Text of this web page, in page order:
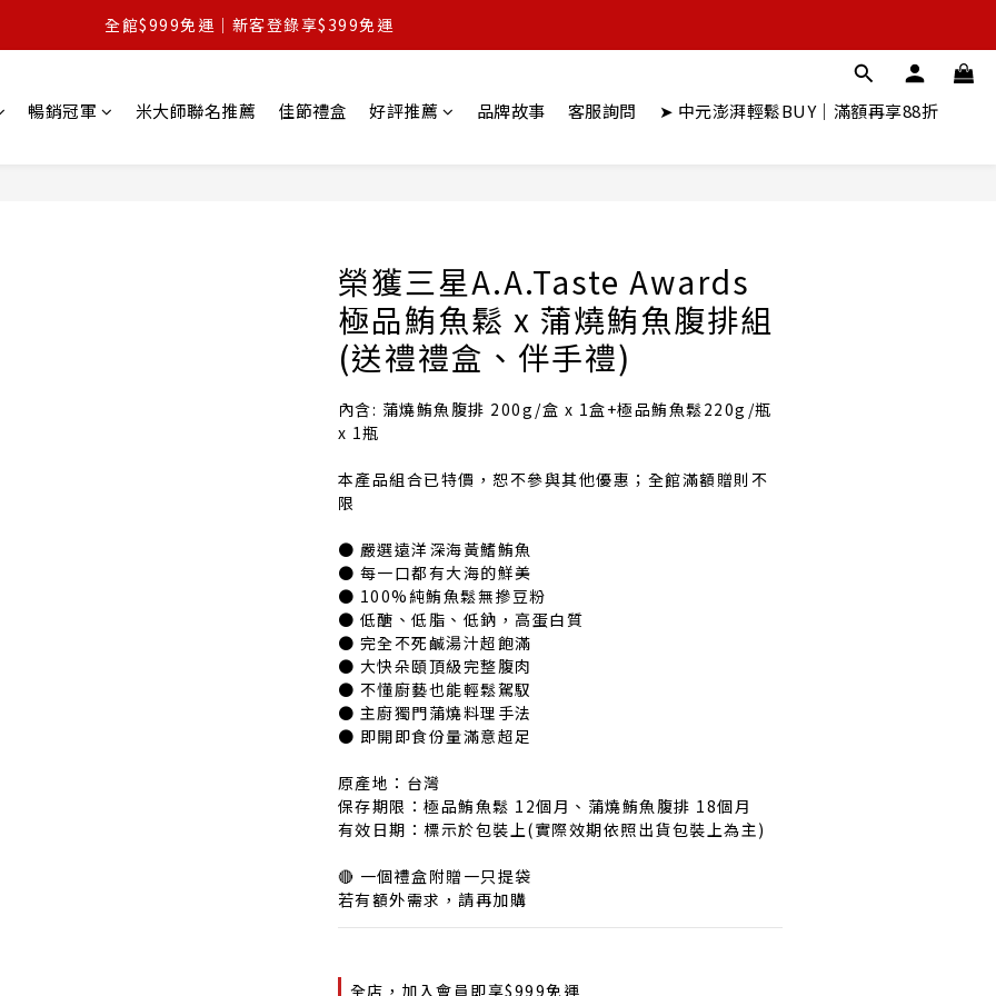
全館$999免運｜新客登錄享$399免運
鮪你開桌・好料滿桌｜滿額最高享88折起
暢銷冠軍 米大師聯名推薦 佳節禮盒 好評推薦 品牌故事 客服詢問 ➤ 中元澎湃輕鬆BUY｜滿額再享88折
榮獲三星A.A.Taste Awards
極品鮪魚鬆 x 蒲燒鮪魚腹排組
(送禮禮盒、伴手禮)
內含: 蒲燒鮪魚腹排 200g/盒 x 1盒+極品鮪魚鬆220g/瓶
x 1瓶
本產品組合已特價，恕不參與其他優惠；全館滿額贈則不
限
● 嚴選遠洋深海黃鰭鮪魚
● 每一口都有大海的鮮美
● 100%純鮪魚鬆無摻豆粉
● 低醣、低脂、低鈉，高蛋白質
● 完全不死鹹湯汁超飽滿
● 大快朵頤頂級完整腹肉
● 不懂廚藝也能輕鬆駕馭
● 主廚獨門蒲燒料理手法
● 即開即食份量滿意超足
原產地：台灣
保存期限：極品鮪魚鬆 12個月、蒲燒鮪魚腹排 18個月
有效日期：標示於包裝上(實際效期依照出貨包裝上為主)
🔴 一個禮盒附贈一只提袋
若有額外需求，請再加購
全店，加入會員即享$999免運